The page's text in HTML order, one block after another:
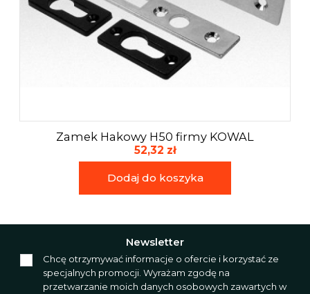
Zamek Hakowy H50 firmy KOWAL
52,32 zł
Dodaj do koszyka
Newsletter
Chcę otrzymywać informacje o ofercie i korzystać ze
specjalnych promocji. Wyrażam zgodę na
przetwarzanie moich danych osobowych zawartych w